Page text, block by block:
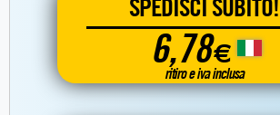
SPEDISCI SUBITO!
6,78€
ritiro e iva inclusa